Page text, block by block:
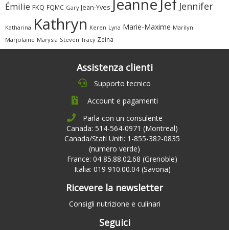
Émilie FKQ FQMC Gary Jean-Yves Jeanne Jef Jennifer
Katharina Kathryn Keren Lyna Marie-Maxime Marilyn
Marjolaine Marysia Steven Tracy Zeina
Assistenza clienti
Supporto tecnico
Account e pagamenti
Parla con un consulente
Canada: 514-564-0971 (Montreal)
Canada/Stati Uniti: 1-855-382-0835
(numero verde)
France: 04 85.88.02.68 (Grenoble)
Italia: 019 910.00.04 (Savona)
Ricevere la newsletter
Consigli nutrizione e culinari
Seguici